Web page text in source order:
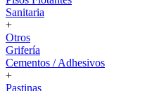
Sanitaria
+
Otros
Grifería
Cementos / Adhesivos
+
Pastinas